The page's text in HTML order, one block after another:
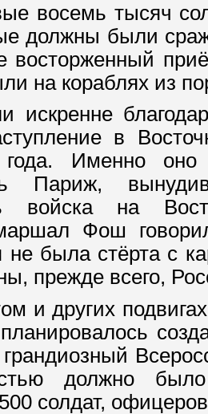
восемь тысяч
должны были
восторженный
на кораблях из
искренне
в
года. Именно оно
Париж,
войска на
Фош
была стёрта с
прежде всего,
и других
должно
солдат,